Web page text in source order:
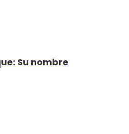
Su nombre